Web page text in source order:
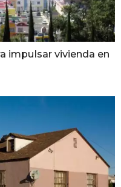
impulsar vivienda en